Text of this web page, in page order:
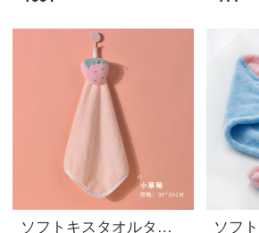
ソフトキスタオルタオルタオルはハンカチーフ式可愛い子供タオルです。幼稚園のハンカチは綿の家庭用吸水キッチンタオルより小さいイチゴです。